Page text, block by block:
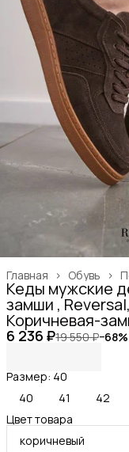
Обувь ›
Главная ›
Кеды мужские
замши ,
Коричневая-
6 236 ₽19 550 ₽−68%
Размер: 40
40
41 42
Цвет товара
коричневый